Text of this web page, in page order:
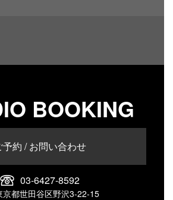
BOOKING
予約 / お問い合わせ
03-6427-8592
京都世田谷区野沢3-22-15